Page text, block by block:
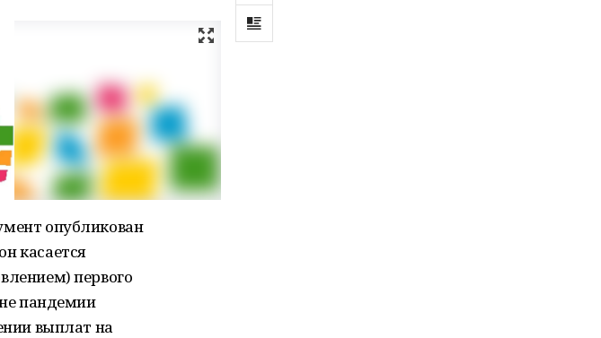
опубликован
касается
первого
пандемии
выплат на